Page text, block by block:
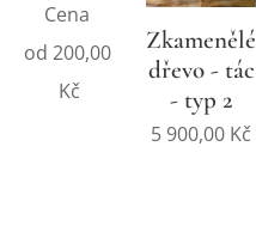
Cena
od 200,00
Kč
Zkamenělé
dřevo - tác
- typ 2
5 900,00 Kč